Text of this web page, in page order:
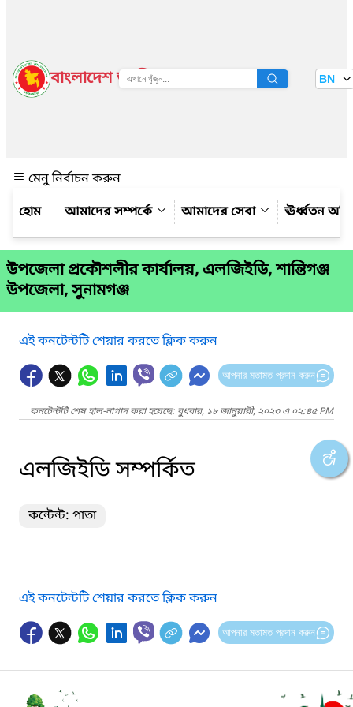
বাংলাদেশ জাতীয় তথ্য বাতায়ন BN
মেনু নির্বাচন করুন
আমাদের সম্পর্কে
আমাদের সেবা ঊর্ধ্বতন
উপজেলা প্রকৌশলীর কার্যালয়, এলজিইডি, শান্তিগঞ্জ
উপজেলা, সুনামগঞ্জ
এই কনটেন্টটি শেয়ার করতে ক্লিক করুন
আপনার মতামত প্রদান করুন
কনটেন্টটি শেষ হাল-নাগাদ করা হয়েছে: বুধবার, ১৮ জানুয়ারী, ২০২৩ এ ০২:৪৫ PM
এলজিইডি সম্পর্কিত
কন্টেন্ট: পাতা
এই কনটেন্টটি শেয়ার করতে ক্লিক করুন
আপনার মতামত প্রদান করুন